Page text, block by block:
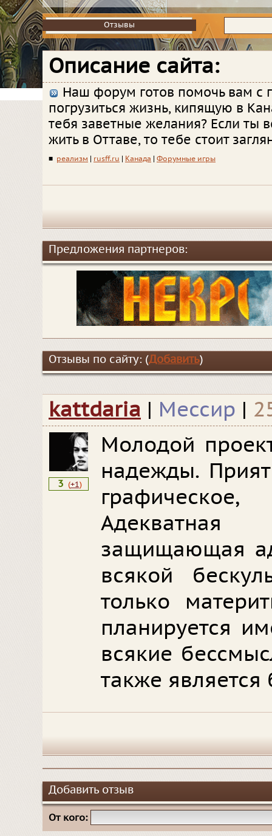
Отзывы
Отзывы
Описание сайта:
Наш форум готов помочь вам с
погрузиться жизнь, кипящую в
тебя заветные желания? Если ты
жить в Оттаве, то тебе стоит
■ реализм rusff.ru Канада Форумные игры
Предложения партнеров:
Отзывы по сайту: (Добавить)
kattdaria | Мессир |
3 (+1)
Молодой
надежды.
защищающая
всякой
только
планируется
всякие
также
Добавить отзыв
От кого: